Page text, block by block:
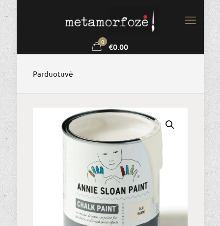
0 €0.00
Parduotuvė